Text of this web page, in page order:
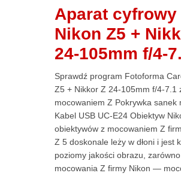
Aparat cyfrowy
Nikon Z5 +
24-105mm f/
Sprawdź program Fotoforma
Z5 + Nikkor Z 24-105mm f/
mocowaniem Z Pokrywka
Kabel USB UC-E24 Obiektyw
obiektywów z mocowaniem Z
Z 5 doskonale leży w dłoni i jest
poziomy jakości obrazu,
mocowania Z firmy Nikon —